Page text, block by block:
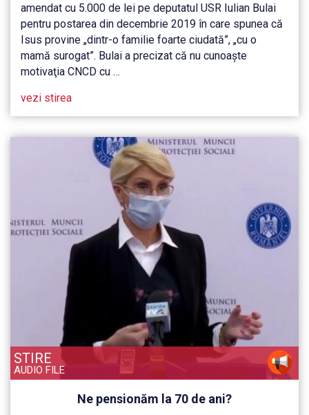
amendat cu 5.000 de lei pe deputatul USR Iulian Bulai
pentru postarea din decembrie 2019 în care spunea că
Isus provine „dintr-o familie foarte ciudată”, „cu o
mamă surogat”. Bulai a precizat că nu cunoaşte
motivaţia CNCD cu …
vezi stirea
STIRE
AUDIO FILE
Ne pensionăm la 70 de ani?